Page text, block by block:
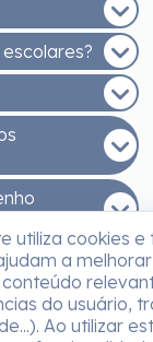
MANHÃ
e saída
14h às
(Rua
pelo
adquiridos
Médio)
RG
Infantil
online,
e o
As
pela
utiliza cookies
a
do usuário,
Ao utilizar